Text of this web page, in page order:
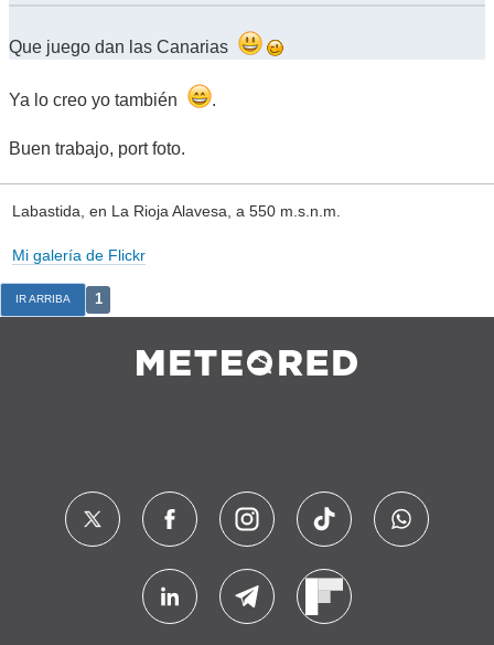
Que juego dan las Canarias
Ya lo creo yo también .
Buen trabajo, port foto.
Labastida, en La Rioja Alavesa, a 550 m.s.n.m.
Mi galería de Flickr
IR ARRIBA 1